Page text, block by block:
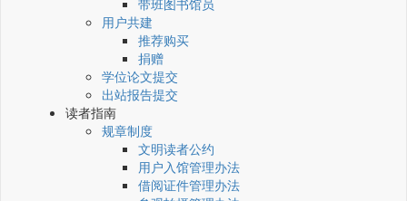
带班图书馆员
用户共建
推荐购买
捐赠
学位论文提交
出站报告提交
读者指南
规章制度
文明读者公约
用户入馆管理办法
借阅证件管理办法